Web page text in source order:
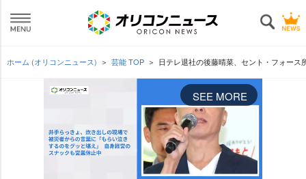
ホーム (オリコンニュース) 芸能 TOP 日テレ退社の後藤晴菜、セント・フォース
SEE MORE